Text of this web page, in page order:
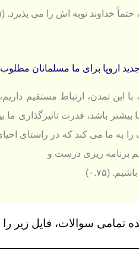
خداوند توبه اش را می پذیرد. (۰.۵)
برای ما مسلمانان مطلوب است؟
این تمدن، ارتباط مستقیم
به ما می كند كه در راستای
برنامه ریزی درست و
(۰.۷۵)
تمامی سوالات، فایل زیر را